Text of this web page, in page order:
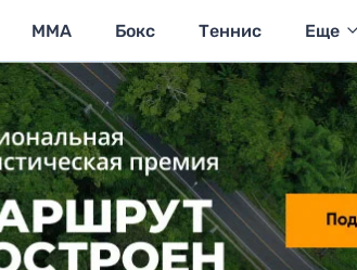
MMA Бокс Теннис Еще